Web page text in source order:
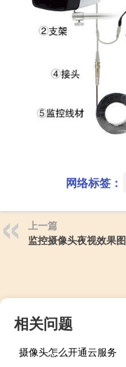
网络标签：
上一篇
监控摄像头夜视效果图
相关问题
摄像头怎么开通云服务